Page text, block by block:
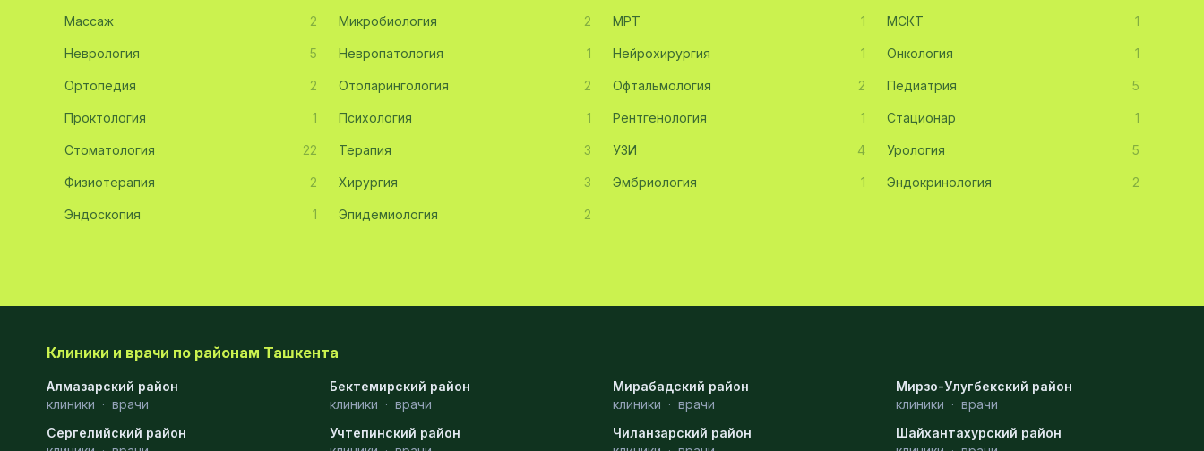
Эмбриология
Акушерство
Ортопедия
Массаж
Репродуктология
Аллергология
Психология
Массаж 2 Микробиология 2 МРТ 1 МСКТ 1
Неврология 5 Невропатология 1 Нейрохирургия 1 Онкология 1
Ортопедия 2 Отоларингология 2 Офтальмология 2 Педиатрия 5
Проктология 1 Психология 1 Рентгенология 1 Стационар 1
Стоматология 22 Терапия 3 УЗИ 4 Урология 5
Физиотерапия 2 Хирургия 3 Эмбриология 1 Эндокринология 2
Эндоскопия 1 Эпидемиология 2
Клиники и врачи по районам Ташкента
Алмазарский район
клиники · врачи
Бектемирский район
клиники · врачи
Мирабадский район
клиники · врачи
Мирзо-Улугбекский район
клиники · врачи
Сергелийский район
Учтепинский район
Чиланзарский район
Шайхантахурский район